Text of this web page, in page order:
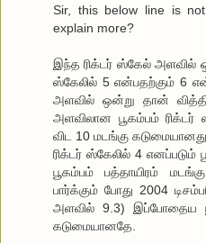
Sir, this below line is
explain more?
இந்த ரிக்டர் ஸ்கேல் அளவில்
ஸ்கேலில் 5 என்பதற்கும் 6
அளவில் ஒன்று தான்
அளவிலான பூகம்பம்
விட 10 மடங்கு
ரிக்டர் ஸ்கேலில் 4
பூகம்பம் பத்தாயிரம்
பார்க்கும் போது 2004
அளவில் 9.3) இப்போதைய
கடுமையானதே.